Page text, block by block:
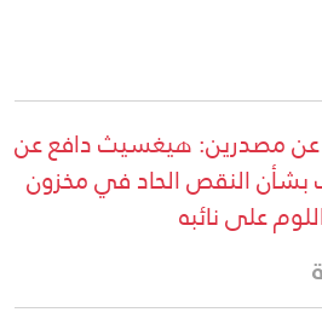
مصدرين: هيغسيث دافع عن
بشأن النقص الحاد في مخزون
على نائبه